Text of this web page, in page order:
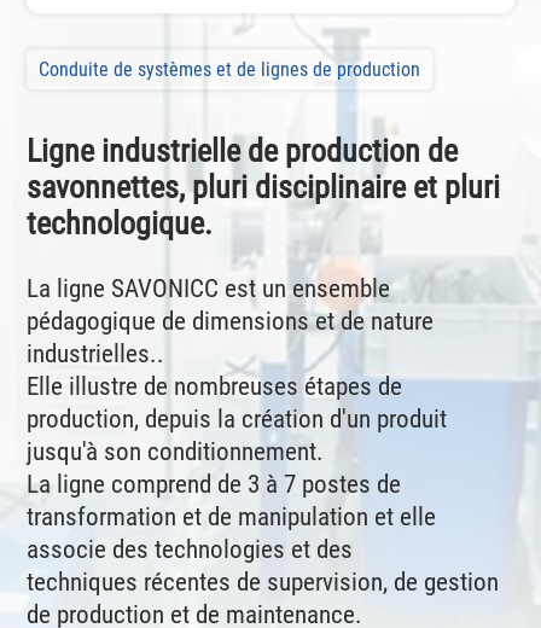
Conduite de systèmes et de lignes de production
Ligne industrielle de production de
savonnettes, pluri disciplinaire et pluri
technologique.
La ligne SAVONICC est un ensemble
pédagogique de dimensions et de nature
industrielles..
Elle illustre de nombreuses étapes de
production, depuis la création d'un produit
jusqu'à son conditionnement.
La ligne comprend de 3 à 7 postes de
transformation et de manipulation et elle
associe des technologies et des
techniques récentes de supervision, de gestion
de production et de maintenance.